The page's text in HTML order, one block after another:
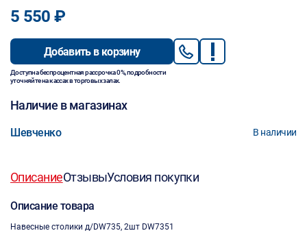
5 550 ₽
Добавить в корзину
Доступна беспроцентная рассрочка 0%, подробности
уточняйте на кассах в торговых залах.
Наличие в магазинах
Шевченко В наличии
ОписаниеОтзывыУсловия покупки
Описание товара
Навесные столики д/DW735, 2шт DW7351